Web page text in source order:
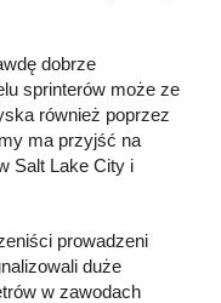
dobrze
sprinterów może ze
również poprzez
ma przyjść na
Salt Lake City i
prowadzeni
duże
w zawodach